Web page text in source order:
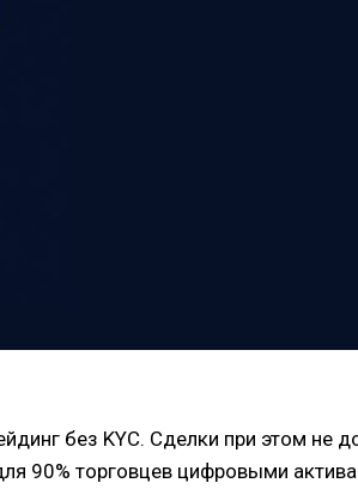
без KYC. Сделки при этом не
90% торговцев цифровыми